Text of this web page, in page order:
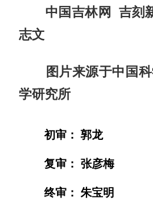
中国吉林网 吉刻
志文
图片来源于中国科
学研究所
初审： 郭龙
复审： 张彦梅
终审： 朱宝明